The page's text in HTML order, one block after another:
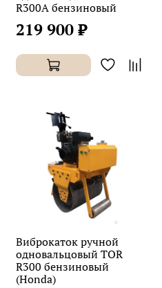
R300A бензиновый
219 900 ₽
Виброкаток ручной
одновальцовый TOR
R300 бензиновый
(Honda)